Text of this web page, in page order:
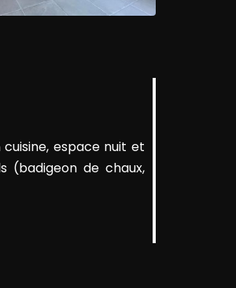
espace nuit et
(badigeon de chaux,